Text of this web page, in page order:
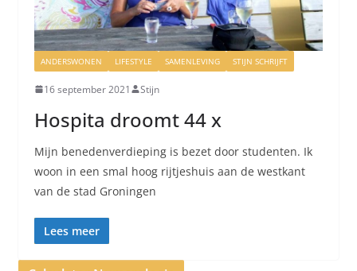
ANDERSWONEN LIFESTYLE SAMENLEVING STIJN SCHRIJFT
16 september 2021 Stijn
Hospita droomt 44 x
Mijn benedenverdieping is bezet door studenten. Ik
woon in een smal hoog rijtjeshuis aan de westkant
van de stad Groningen
Lees meer